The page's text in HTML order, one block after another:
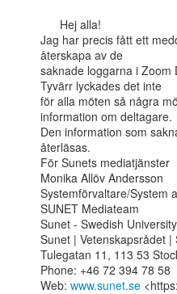
Jag har precis fått ett
återskapa av de
saknade loggarna i Zoom
Tyvärr lyckades det inte
för alla möten så några
information om deltagare.
Den information som
återläsas.
För Sunets mediatjänster
Monika Allöv Andersson
Systemförvaltare/System
SUNET Mediateam
Sunet - Swedish
Sunet | Vetenskapsrådet
Tulegatan 11, 113 53
Phone: +46 72 394 78 58
Web: www.sunet.se